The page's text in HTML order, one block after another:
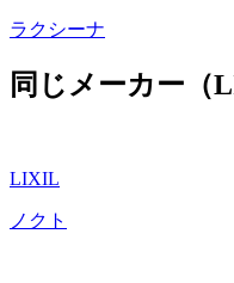
ラクシーナ
同じメーカー（
LIXIL
ノクト